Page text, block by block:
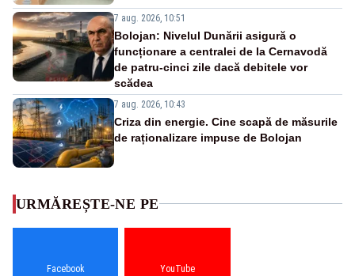
7 aug. 2026, 10:51
Bolojan: Nivelul Dunării asigură o
funcționare a centralei de la Cernavodă
de patru-cinci zile dacă debitele vor
scădea
7 aug. 2026, 10:43
Criza din energie. Cine scapă de măsurile
de raționalizare impuse de Bolojan
URMĂREȘTE-NE PE
Facebook YouTube